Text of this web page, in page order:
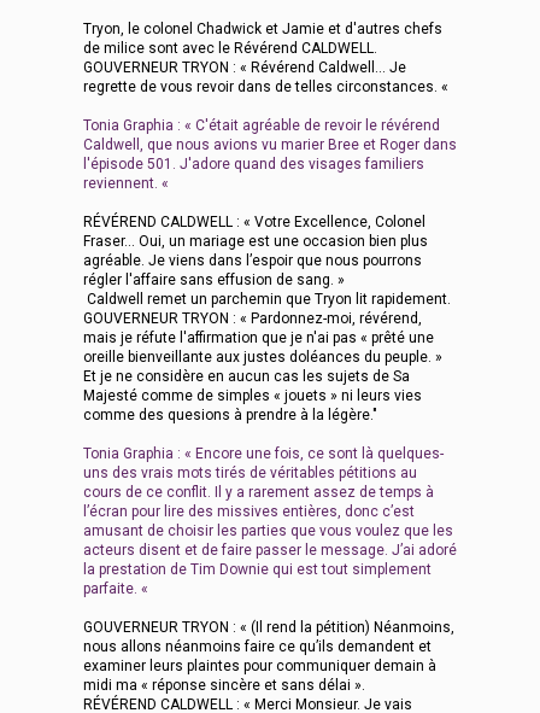
Tryon, le colonel Chadwick et Jamie et d'autres chefs
de milice sont avec le Révérend CALDWELL.
GOUVERNEUR TRYON : « Révérend Caldwell... Je
regrette de vous revoir dans de telles circonstances. «
Tonia Graphia : « C'était agréable de revoir le révérend
Caldwell, que nous avions vu marier Bree et Roger dans
l'épisode 501. J'adore quand des visages familiers
reviennent. «
RÉVÉREND CALDWELL : « Votre Excellence, Colonel
Fraser... Oui, un mariage est une occasion bien plus
agréable. Je viens dans l’espoir que nous pourrons
régler l'affaire sans effusion de sang. »
Caldwell remet un parchemin que Tryon lit rapidement.
GOUVERNEUR TRYON : « Pardonnez-moi, révérend,
mais je réfute l'affirmation que je n'ai pas « prêté une
oreille bienveillante aux justes doléances du peuple. »
Et je ne considère en aucun cas les sujets de Sa
Majesté comme de simples « jouets » ni leurs vies
comme des quesions à prendre à la légère."
Tonia Graphia : « Encore une fois, ce sont là quelques-
uns des vrais mots tirés de véritables pétitions au
cours de ce conflit. Il y a rarement assez de temps à
l’écran pour lire des missives entières, donc c’est
amusant de choisir les parties que vous voulez que les
acteurs disent et de faire passer le message. J’ai adoré
la prestation de Tim Downie qui est tout simplement
parfaite. «
GOUVERNEUR TRYON : « (Il rend la pétition) Néanmoins,
nous allons néanmoins faire ce qu’ils demandent et
examiner leurs plaintes pour communiquer demain à
midi ma « réponse sincère et sans délai ».
RÉVÉREND CALDWELL : « Merci Monsieur. Je vais